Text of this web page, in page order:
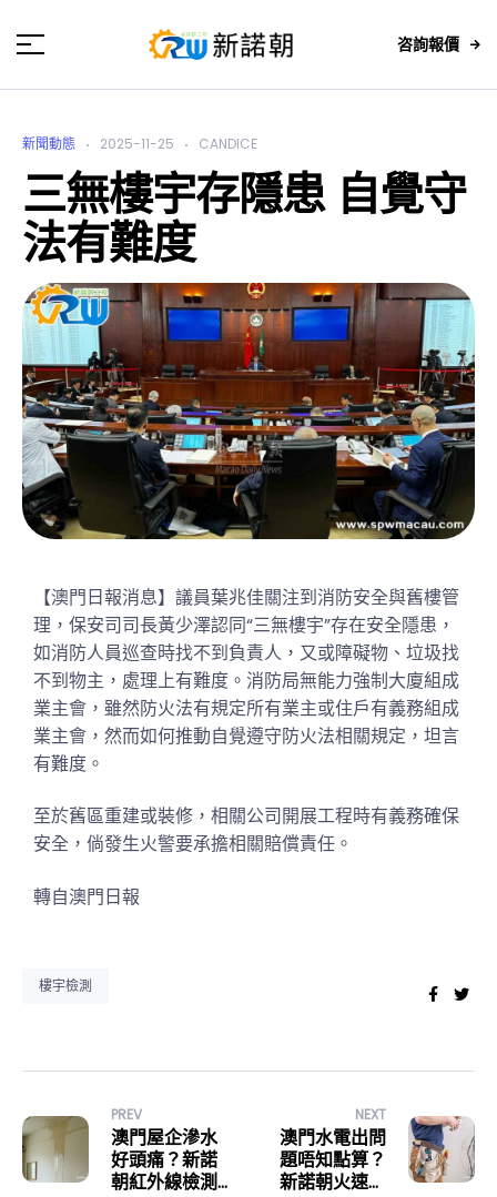
咨詢報價
新聞動態 2025-11-25 CANDICE
三無樓宇存隱患 自覺守
法有難度
【澳門日報消息】議員葉兆佳關注到消防安全與舊樓管
理，保安司司長黃少澤認同“三無樓宇”存在安全隱患，
如消防人員巡查時找不到負責人，又或障礙物、垃圾找
不到物主，處理上有難度。消防局無能力強制大廈組成
業主會，雖然防火法有規定所有業主或住戶有義務組成
業主會，然而如何推動自覺遵守防火法相關規定，坦言
有難度。
至於舊區重建或裝修，相關公司開展工程時有義務確保
安全，倘發生火警要承擔相關賠償責任。
轉自澳門日報
樓宇檢測
PREV
澳門屋企滲水
好頭痛？新諾
朝紅外線檢測
NEXT
澳門水電出問
題唔知點算？
新諾朝火速救